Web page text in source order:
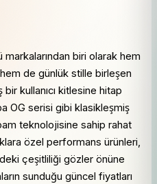
markalarından biri olarak hem
de günlük stille birleşen
bir kullanıcı kitlesine hitap
OG serisi gibi klasikleşmiş
teknolojisine sahip rahat
özel performans ürünleri,
çeşitliliği gözler önüne
sunduğu güncel fiyatları